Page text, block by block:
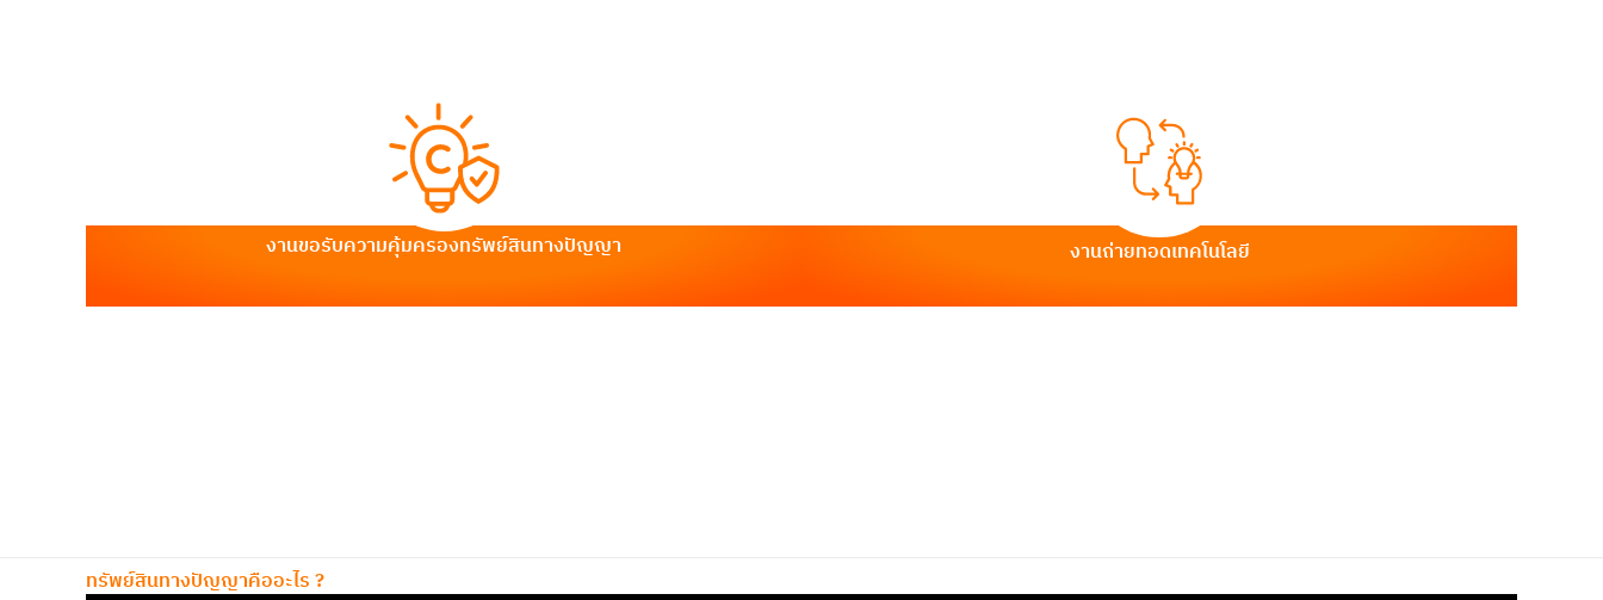
งานขอรับความคุ้มครองทรัพย์สินทางปัญญา งานถ่ายทอดเทคโนโลยี
ทรัพย์สินทางปัญญาคืออะไร ?